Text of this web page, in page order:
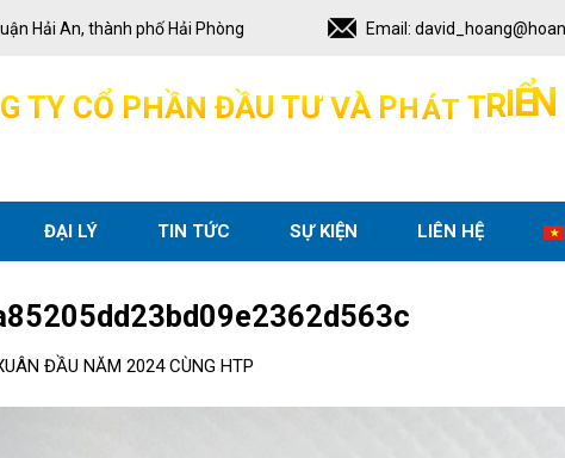
Hải An, thành phố Hải Phòng Email:
G TY CỔ PHẦN ĐẦU TƯ VÀ PHÁT TRIỂN
ĐẠI LÝ TIN TỨC SỰ KIỆN LIÊN HỆ
ĐẦU NĂM 2024 CÙNG HTP